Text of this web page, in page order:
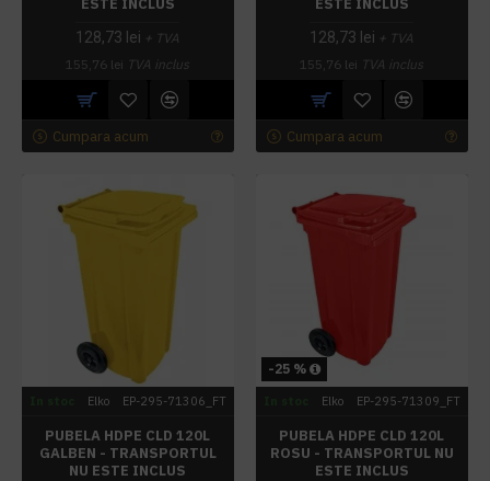
128,73 lei + TVA
155,76 lei TVA inclus
Cumpara acum
128,73 lei + TVA
155,76 lei TVA inclus
Cumpara acum
Elko EP-295-71306_FT
PUBELA HDPE CLD 120L
GALBEN - TRANSPORTUL
NU ESTE INCLUS
-25 %
Elko EP-295-71309_FT
PUBELA HDPE CLD 120L
ROSU - TRANSPORTUL NU
ESTE INCLUS